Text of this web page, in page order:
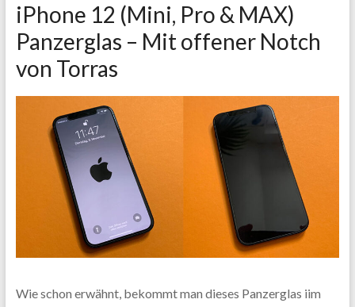
iPhone 12 (Mini, Pro & MAX)
Panzerglas – Mit offener Notch
von Torras
Wie schon erwähnt, bekommt man dieses Panzerglas iim